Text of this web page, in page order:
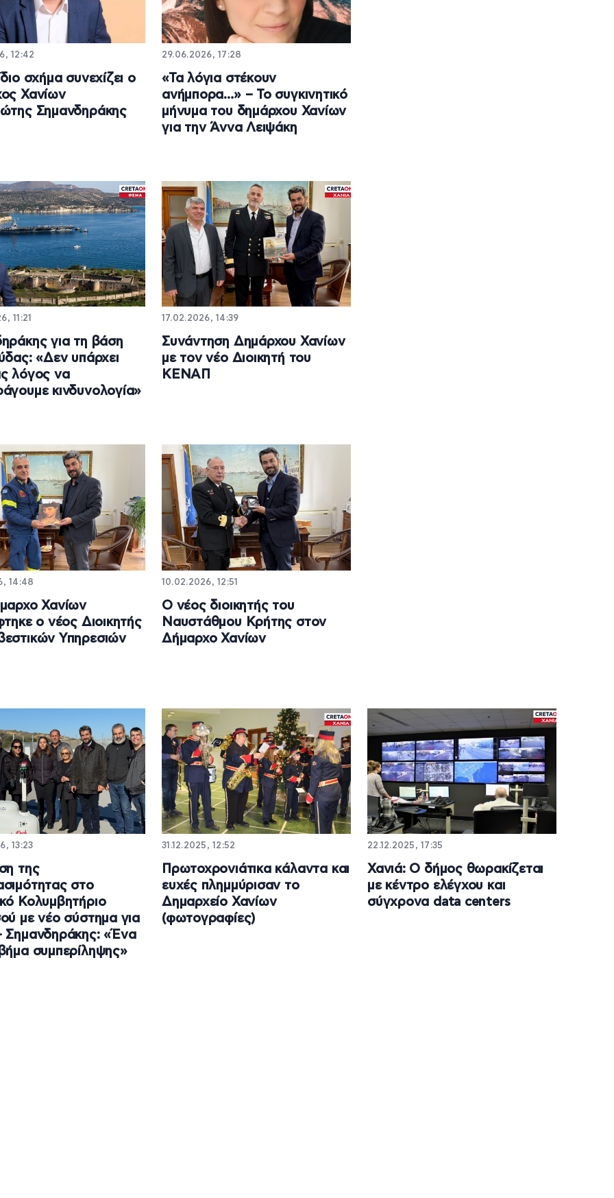
12:42
σχήμα συνεχίζει ο
Χανίων
Σημανδηράκης
29.06.2026, 17:28
«Τα λόγια στέκουν
ανήμπορα…» – Το συγκινητικό
μήνυμα του δημάρχου Χανίων
για την Άννα Λειψάκη
11:21
για τη βάση
«Δεν υπάρχει
λόγος να
κινδυνολογία»
17.02.2026, 14:39
Συνάντηση Δημάρχου Χανίων
με τον νέο Διοικητή του
ΚΕΝΑΠ
14:48
Χανίων
ο νέος Διοικητής
Υπηρεσιών
10.02.2026, 12:51
Ο νέος διοικητής του
Ναυστάθμου Κρήτης στον
Δήμαρχο Χανίων
13:23
της
στο
Κολυμβητήριο
με νέο σύστημα για
«Ένα
συμπερίληψης»
31.12.2025, 12:52
Πρωτοχρονιάτικα κάλαντα και
ευχές πλημμύρισαν το
Δημαρχείο Χανίων
(φωτογραφίες)
22.12.2025, 17:35
Χανιά: Ο δήμος θωρακίζεται
με κέντρο ελέγχου και
σύγχρονα data centers